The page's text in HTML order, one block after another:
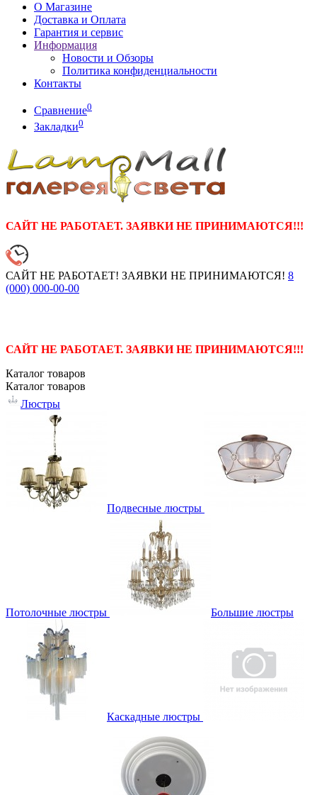
О Магазине
Доставка и Оплата
Гарантия и сервис
Информация
Новости и Обзоры
Политика конфиденциальности
Контакты
Сравнение0
Закладки0
САЙТ НЕ РАБОТАЕТ. ЗАЯВКИ НЕ ПРИНИМАЮТСЯ!!!
САЙТ НЕ РАБОТАЕТ! ЗАЯВКИ НЕ ПРИНИМАЮТСЯ! 8
(000) 000-00-00
САЙТ НЕ РАБОТАЕТ. ЗАЯВКИ НЕ ПРИНИМАЮТСЯ!!!
Каталог товаров
Каталог товаров
Люстры
Подвесные люстры
Потолочные люстры Большие люстры
Каскадные люстры